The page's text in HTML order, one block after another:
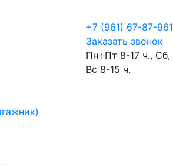
+7 (961) 67-87-961
Заказать звонок
Пн÷Пт 8-17 ч., Сб,
Вс 8-15 ч.